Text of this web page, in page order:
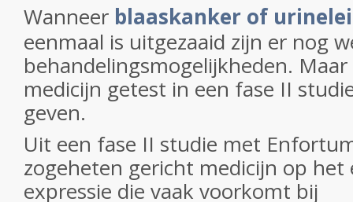
Wanneer blaaskanker of
eenmaal is uitgezaaid zijn er nog
behandelingsmogelijkheden.
medicijn getest in een fase II
geven.
Uit een fase II studie met
zogeheten gericht medicijn op het
expressie die vaak voorkomt bij